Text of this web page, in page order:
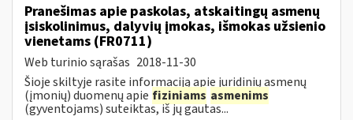
Pranešimas apie paskolas, atskaitingų asmenų
įsiskolinimus, dalyvių įmokas, išmokas užsienio
vienetams (FR0711)
Web turinio sąrašas 2018-11-30
Šioje skiltyje rasite informaciją apie juridinių asmenų
(įmonių) duomenų apie fiziniams asmenims
(gyventojams) suteiktas, iš jų gautas...